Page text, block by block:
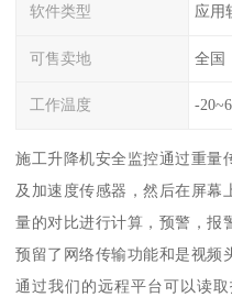
软件类型 应用
可售卖地 全国
工作温度 -
施工升降机安全监控通过重量
及加速度传感器，然后在屏幕
量的对比进行计算，预警，报
预留了网络传输功能和是视频
通过我们的远程平台可以读